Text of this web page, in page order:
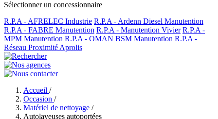
Sélectionner un concessionnaire
R.P.A - AFRELEC Industrie R.P.A - Ardenn Diesel Manutention
R.P.A - FABRE Manutention R.P.A - Manutention Vivier R.P.A -
MPM Manutention R.P.A - OMAN BSM Manutention R.P.A -
Réseau Proximité Aprolis
Accueil /
Occasion /
Matériel de nettoyage /
Autolaveuses autoportées